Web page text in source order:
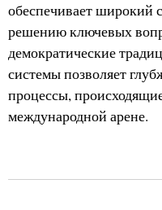
обеспечивает широкий
решению ключевых
демократические
системы позволяет
процессы,
международной арене.